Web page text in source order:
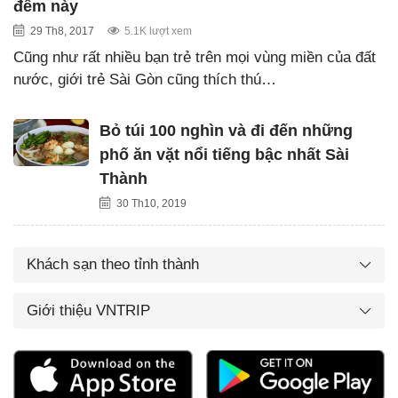
đêm này
29 Th8, 2017 5.1K lượt xem
Cũng như rất nhiều bạn trẻ trên mọi vùng miền của đất
nước, giới trẻ Sài Gòn cũng thích thú…
Bỏ túi 100 nghìn và đi đến những
phố ăn vặt nổi tiếng bậc nhất Sài
Thành
30 Th10, 2019
Khách sạn theo tỉnh thành
Giới thiệu VNTRIP